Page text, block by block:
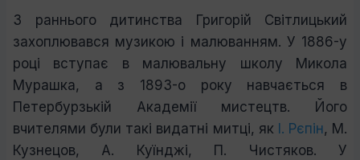
З раннього дитинства Григорій Світлицький
захоплювався музикою і малюванням. У 1886-у
році вступає в малювальну школу Микола
Мурашка, а з 1893-о року навчається в
Петербурзькій Академії мистецтв. Його
вчителями були такі видатні митці, як І. Рєпін, М.
Кузнецов, А. Куїнджі, П. Чистяков. У